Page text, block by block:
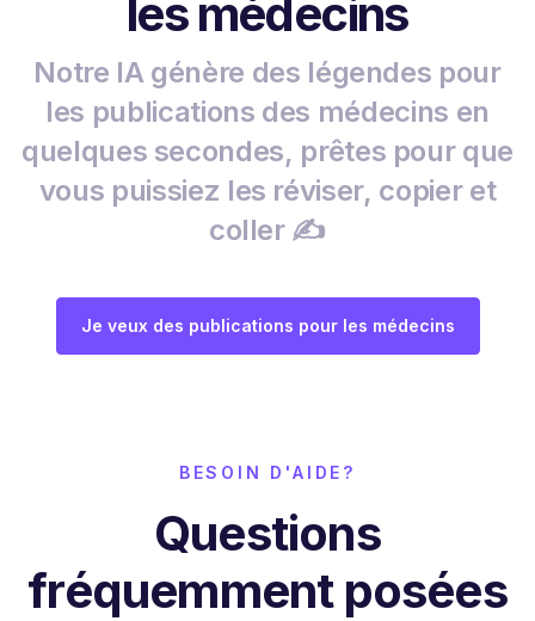
les médecins
Notre IA génère des légendes pour
les publications des médecins en
quelques secondes, prêtes pour que
vous puissiez les réviser, copier et
coller ✍️
Je veux des publications pour les médecins
BESOIN D'AIDE?
Questions
fréquemment posées